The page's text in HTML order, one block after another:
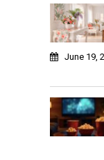
June 19,